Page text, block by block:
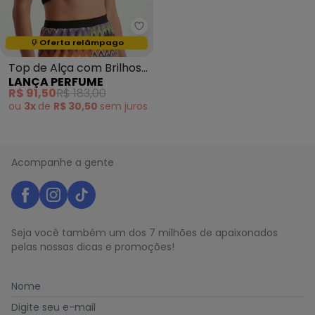
Lança Perfume - Top de Alça
Oferta relâmpago
Termina em:03:56:22
Top de Alça com Brilhos
Estampado
LANÇA PERFUME
R$ 91,50R$ 183,00
ou 3x de R$ 30,50 sem juros
Acompanhe a gente
Seja você também um dos 7 milhões de apaixonados
pelas nossas dicas e promoções!
Nome
Digite seu e-mail